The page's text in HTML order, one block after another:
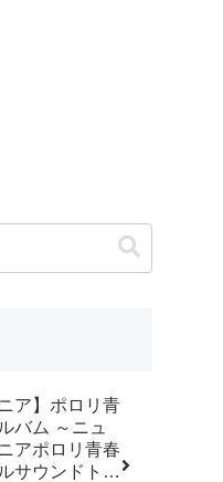
ア】ポロリ青
バム ～ニュ
アポロリ青春
サウンドトラ